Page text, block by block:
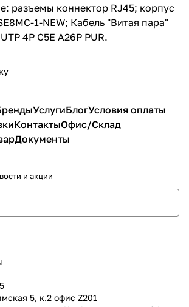
разъемы коннектор RJ45; корпус
1-NEW; Кабель "Витая пара"
4P C5E A26P PUR.
УслугиБлогУсловия оплаты
КонтактыОфис/Склад
Документы
и акции
5, к.2 офис Z201